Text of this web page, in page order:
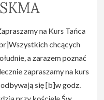
na Kurs Tańca
chcących
a zarazem poznać
zapraszamy na kurs
się [b]w godz.